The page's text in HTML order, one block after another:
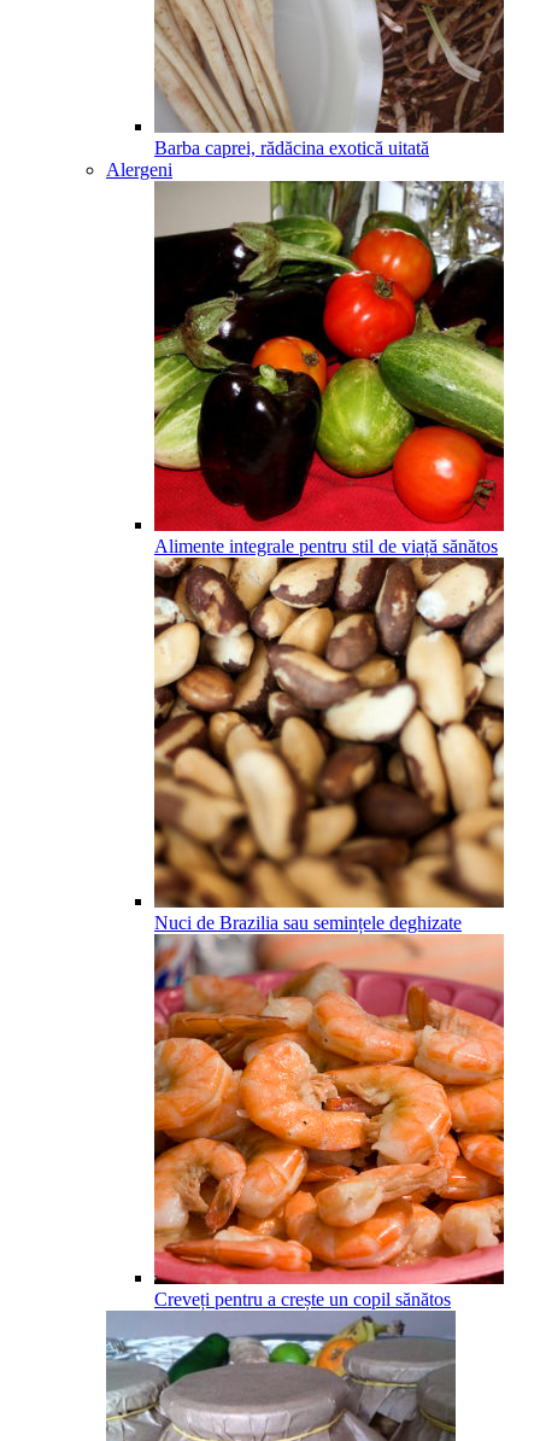
Barba caprei, rădăcina exotică uitată
Alergeni
Alimente integrale pentru stil de viață sănătos
Nuci de Brazilia sau semințele deghizate
Creveți pentru a crește un copil sănătos